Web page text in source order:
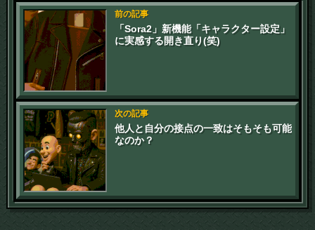
前の記事
「Sora2」新機能「キャラクター設定」
に実感する開き直り(笑)
次の記事
他人と自分の接点の一致はそもそも可能
なのか？